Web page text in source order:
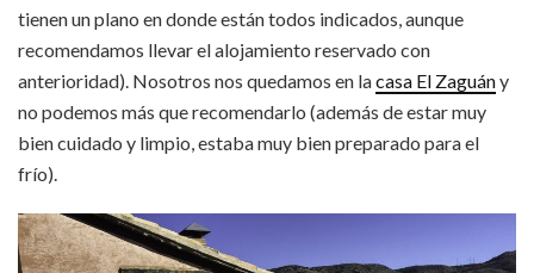
tienen un plano en donde están todos indicados, aunque
recomendamos llevar el alojamiento reservado con
anterioridad). Nosotros nos quedamos en lacasa El Zaguány
no podemos más que recomendarlo (además de estar muy
bien cuidado y limpio, estaba muy bien preparado para el
frío).